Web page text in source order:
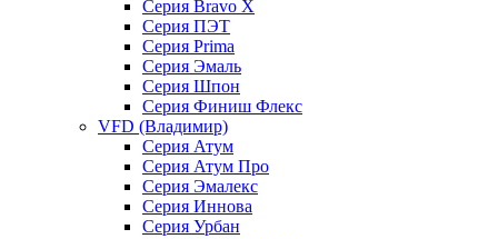
Серия Bravo X
Серия ПЭТ
Серия Prima
Серия Эмаль
Серия Шпон
Серия Финиш Флекс
VFD (Владимир)
Серия Атум
Серия Атум Про
Серия Эмалекс
Серия Иннова
Серия Урбан